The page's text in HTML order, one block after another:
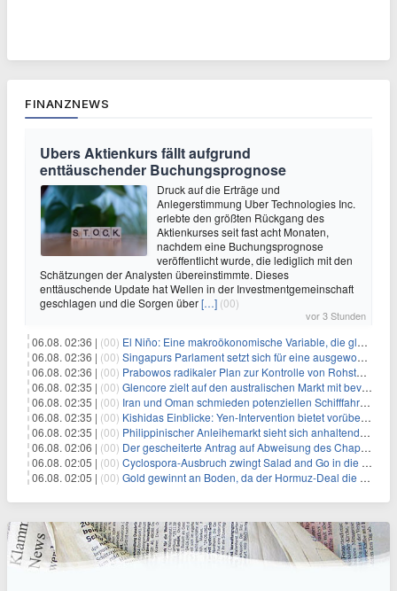
FINANZNEWS
Ubers Aktienkurs fällt aufgrund
enttäuschender Buchungsprognose
Druck auf die Erträge und
Anlegerstimmung Uber Technologies Inc.
erlebte den größten Rückgang des
Aktienkurses seit fast acht Monaten,
nachdem eine Buchungsprognose
veröffentlicht wurde, die lediglich mit den
Schätzungen der Analysten übereinstimmte. Dieses
enttäuschende Update hat Wellen in der Investmentgemeinschaft
geschlagen und die Sorgen über[…] (00)
vor 3 Stunden
06.08. 02:36 | (00) El Niño: Eine makroökonomische Variable, die globale Wirtschaftslandschaften umgestaltet
06.08. 02:36 | (00) Singapurs Parlament setzt sich für eine ausgewogene wirtschaftliche Zukunft ein
06.08. 02:36 | (00) Prabowos radikaler Plan zur Kontrolle von Rohstoffexporten steht vor konkurrierenden Visionen
06.08. 02:35 | (00) Glencore zielt auf den australischen Markt mit bevorstehendem Sekundärlisting
06.08. 02:35 | (00) Iran und Oman schmieden potenziellen Schifffahrtsvertrag im Hormuskanal
06.08. 02:35 | (00) Kishidas Einblicke: Yen-Intervention bietet vorübergehende Erleichterung, keine langfristige Lösung
06.08. 02:35 | (00) Philippinischer Anleihemarkt sieht sich anhaltendem Rückgang angesichts persistierender Inflationssorgen gegenüber
06.08. 02:06 | (00) Der gescheiterte Antrag auf Abweisung des Chapter 11 des ehemaligen Dolphin-CEOs
06.08. 02:05 | (00) Cyclospora-Ausbruch zwingt Salad and Go in die Insolvenz: Eine warnende Geschichte für Investoren
06.08. 02:05 | (00) Gold gewinnt an Boden, da der Hormuz-Deal die Zinserhöhungsängste lindert